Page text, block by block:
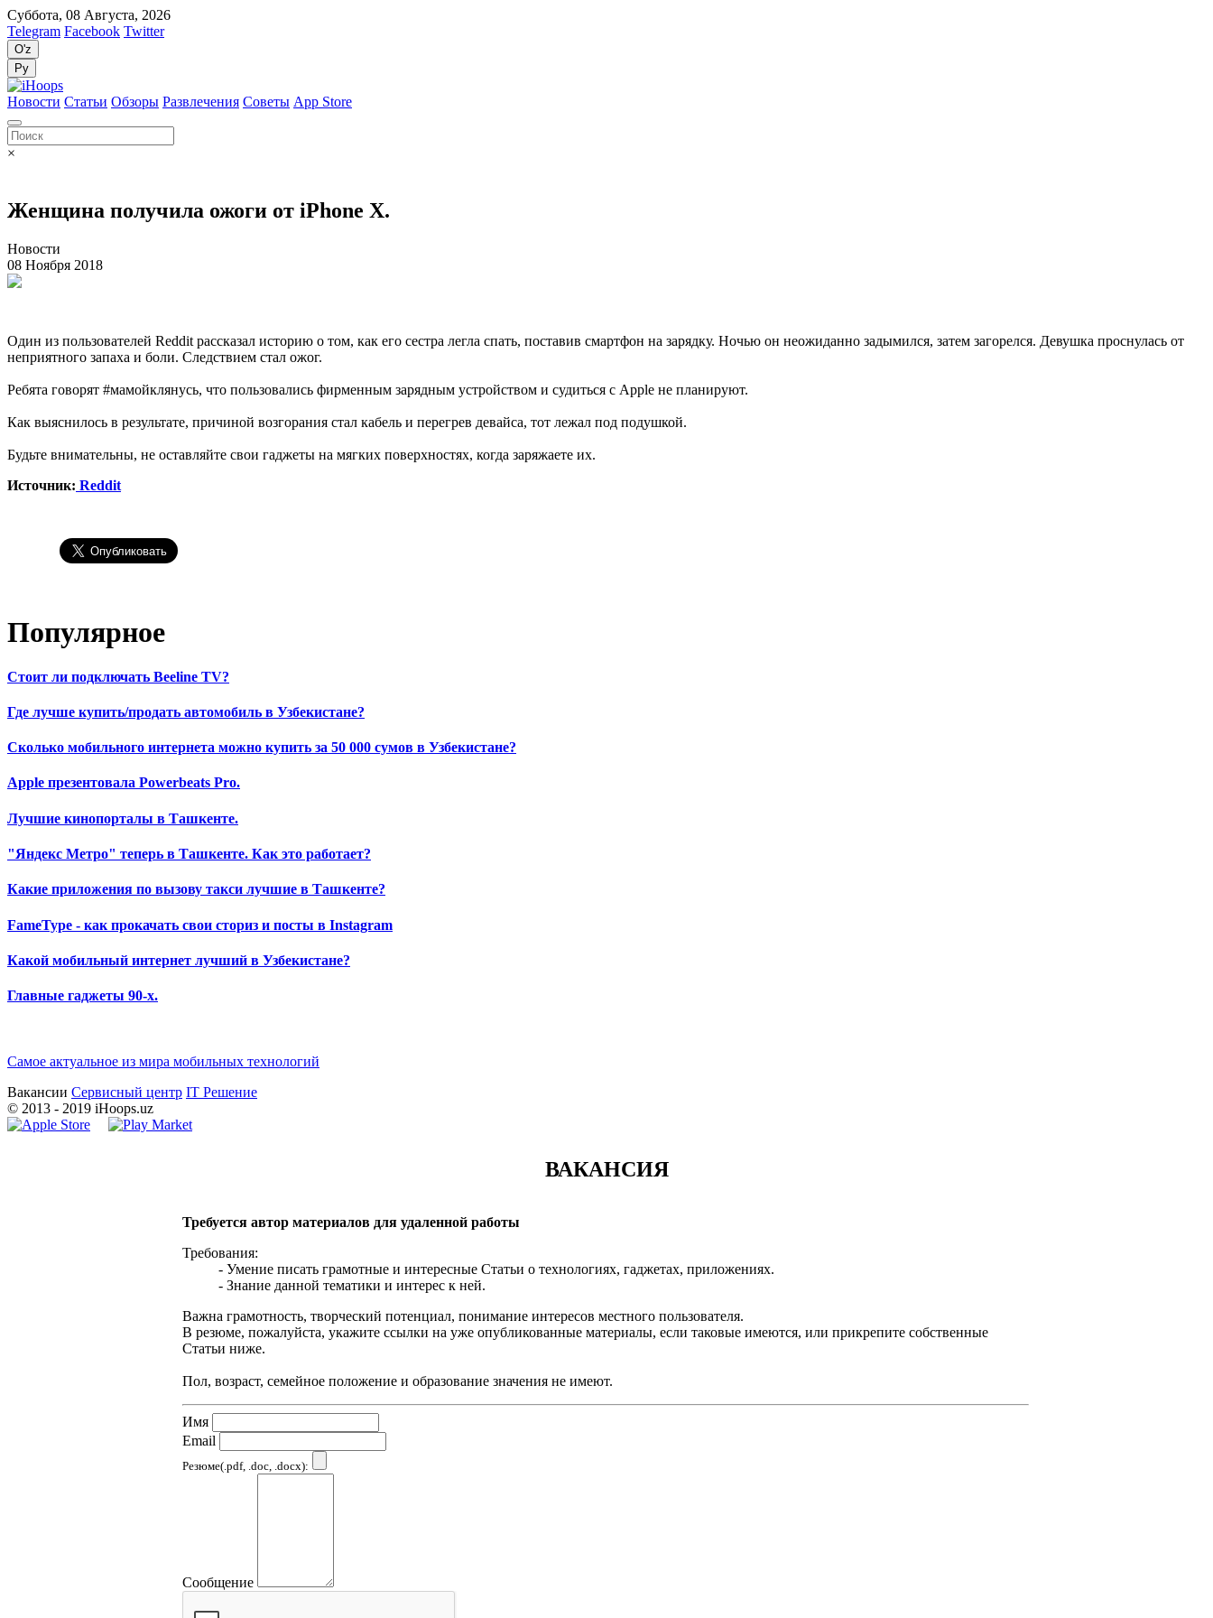
Суббота, 08 Августа, 2026
Telegram Facebook Twitter
O'z
Ру
Новости Статьи Обзоры Развлечения Советы App Store
×
Женщина получила ожоги от iPhone X.
Новости
08 Ноября 2018
Один из пользователей Reddit рассказал историю о том, как его сестра легла спать, поставив смартфон на зарядку. Ночью он неожиданно задымился, затем загорелся. Девушка проснулась от
неприятного запаха и боли. Следствием стал ожог.
Ребята говорят #мамойклянусь, что пользовались фирменным зарядным устройством и судиться с Apple не планируют.
Как выяснилось в результате, причиной возгорания стал кабель и перегрев девайса, тот лежал под подушкой.
Будьте внимательны, не оставляйте свои гаджеты на мягких поверхностях, когда заряжаете их.
Источник: Reddit
Популярное
Стоит ли подключать Beeline TV?
Где лучше купить/продать автомобиль в Узбекистане?
Сколько мобильного интернета можно купить за 50 000 сумов в Узбекистане?
Apple презентовала Powerbeats Pro.
Лучшие кинопорталы в Ташкенте.
"Яндекс Метро" теперь в Ташкенте. Как это работает?
Какие приложения по вызову такси лучшие в Ташкенте?
FameType - как прокачать свои сториз и посты в Instagram
Какой мобильный интернет лучший в Узбекистане?
Главные гаджеты 90-х.
Самое актуальное из мира мобильных технологий
Вакансии Сервисный центр IT Решение
© 2013 - 2019 iHoops.uz
ВАКАНСИЯ
Требуется автор материалов для удаленной работы
Требования:
- Умение писать грамотные и интересные Статьи о технологиях, гаджетах, приложениях.
- Знание данной тематики и интерес к ней.
Важна грамотность, творческий потенциал, понимание интересов местного пользователя.
В резюме, пожалуйста, укажите ссылки на уже опубликованные материалы, если таковые имеются, или прикрепите собственные
Статьи ниже.
Пол, возраст, семейное положение и образование значения не имеют.
Имя
Email
Резюме(.pdf, .doc, .docx):
Сообщение